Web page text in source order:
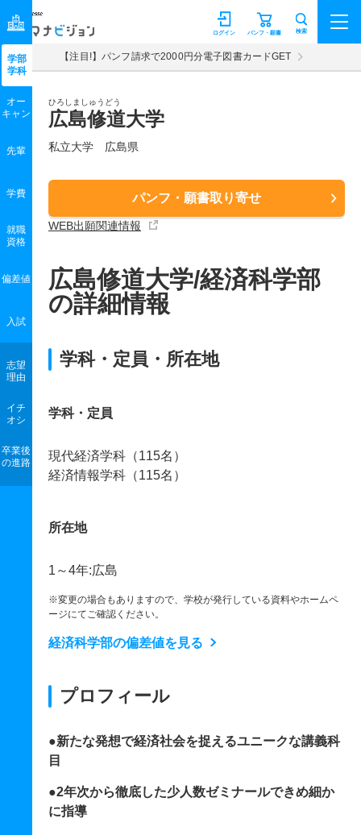
マナビジョン パンフ・願書
ログイン 検索
【注目!】パンフ請求で2000円分電子図書カードGET
ひろしましゅうどう
広島修道大学
私立大学 広島県
パンフ・願書取り寄せ
WEB出願関連情報
学部
学科
オー
キャン
先輩
学費
就職
資格
偏差値
入試
志望
理由
イチ
オシ
卒業後
の進路
広島修道大学/経済科学部
の詳細情報
学科・定員・所在地
学科・定員
現代経済学科（115名）
経済情報学科（115名）
所在地
1～4年:広島
※変更の場合もありますので、学校が発行している資料やホームペ
ージにてご確認ください。
経済科学部の偏差値を見る
プロフィール
●新たな発想で経済社会を捉えるユニークな講義科
目
●2年次から徹底した少人数ゼミナールできめ細か
に指導